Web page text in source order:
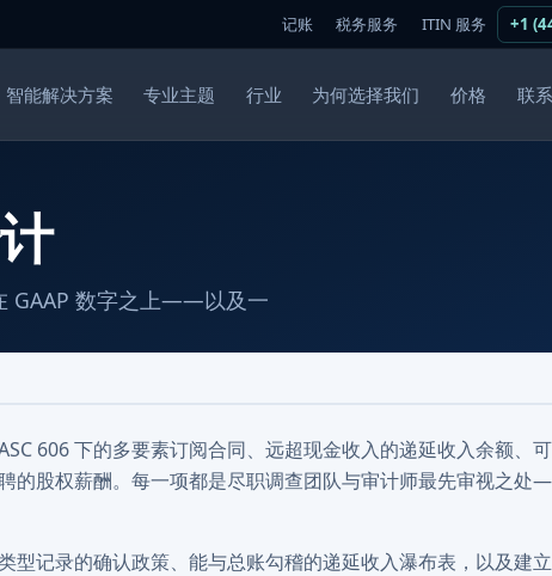
记账 税务服务 ITIN 服务 +1
智能解决方案 专业主题 行业 为何选择我们 价格 联
GAAP 数字之上——以及一
606 下的多要素订阅合同、远超现金收入的递延收入余额、
的股权薪酬。每一项都是尽职调查团队与审计师最先审视之
记录的确认政策、能与总账勾稽的递延收入瀑布表，以及建